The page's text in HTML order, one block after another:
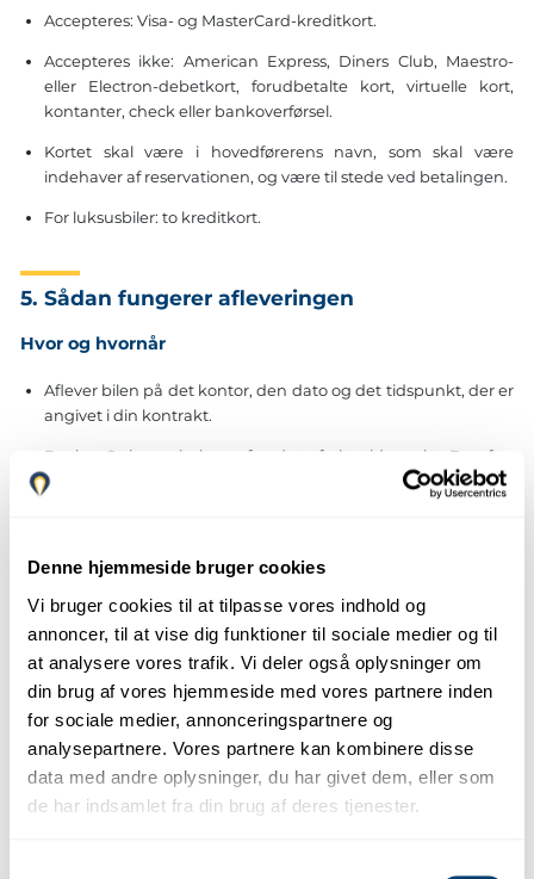
Denne hjemmeside bruger cookies
Vi bruger cookies til at tilpasse vores indhold og
annoncer, til at vise dig funktioner til sociale medier og til
at analysere vores trafik. Vi deler også oplysninger om
din brug af vores hjemmeside med vores partnere inden
for sociale medier, annonceringspartnere og
analysepartnere. Vores partnere kan kombinere disse
data med andre oplysninger, du har givet dem, eller som
de har indsamlet fra din brug af deres tjenester.
Accepteres: Visa- og MasterCard-kreditkort.
Accepteres ikke: American Express, Diners Club, Maestro-
eller Electron-debetkort, forudbetalte kort, virtuelle kort,
kontanter, check eller bankoverførsel.
Kortet skal være i hovedførerens navn, som skal være
indehaver af reservationen, og være til stede ved betalingen.
For luksusbiler: to kreditkort.
5. Sådan fungerer afleveringen
Hvor og hvornår
Aflever bilen på det kontor, den dato og det tidspunkt, der er
angivet i din kontrakt.
Du har 2 timers kulance fra det aftalte tidspunkt. Derefter
gælder taksten for en ekstra dag plus 35€ for hver dag eller
afleveringen sker på et andet kontor end
afhentningskontoret, og lejen varer mindre end 3 dage,
gælder gebyret på 35€.
Bilens stand
Aflevér den ren og i samme stand, som du modtog den.
Brændstof
Aflever bilen med samme brændstofniveau, som den havde
Hvis du afleverer den med mindre, opkræver vi det